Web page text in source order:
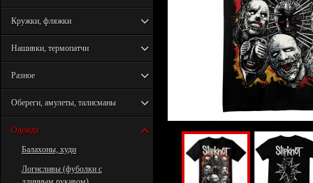
Кружки, фляжки
Нашивки, термопатчи
Разное
Обереги, амулеты, талисманы
Одежда
Балахоны, худи
Логнсливы (фуболки с